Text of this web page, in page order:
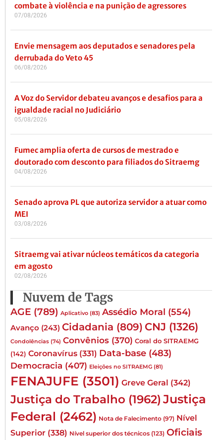
combate à violência e na punição de agressores
07/08/2026
Envie mensagem aos deputados e senadores pela
derrubada do Veto 45
06/08/2026
A Voz do Servidor debateu avanços e desafios para a
igualdade racial no Judiciário
05/08/2026
Fumec amplia oferta de cursos de mestrado e
doutorado com desconto para filiados do Sitraemg
04/08/2026
Senado aprova PL que autoriza servidor a atuar como
MEI
03/08/2026
Sitraemg vai ativar núcleos temáticos da categoria
em agosto
02/08/2026
Nuvem de Tags
AGE (789) Aplicativo (83) Assédio Moral (554)
Avanço (243) Cidadania (809) CNJ (1326)
Condolências (74) Convênios (370) Coral do SITRAEMG
(142) Coronavírus (331) Data-base (483)
Democracia (407) Eleições no SITRAEMG (81)
FENAJUFE (3501) Greve Geral (342)
Justiça do Trabalho (1962) Justiça
Federal (2462) Nota de Falecimento (97) Nível
Superior (338) Nível superior dos técnicos (123) Oficiais